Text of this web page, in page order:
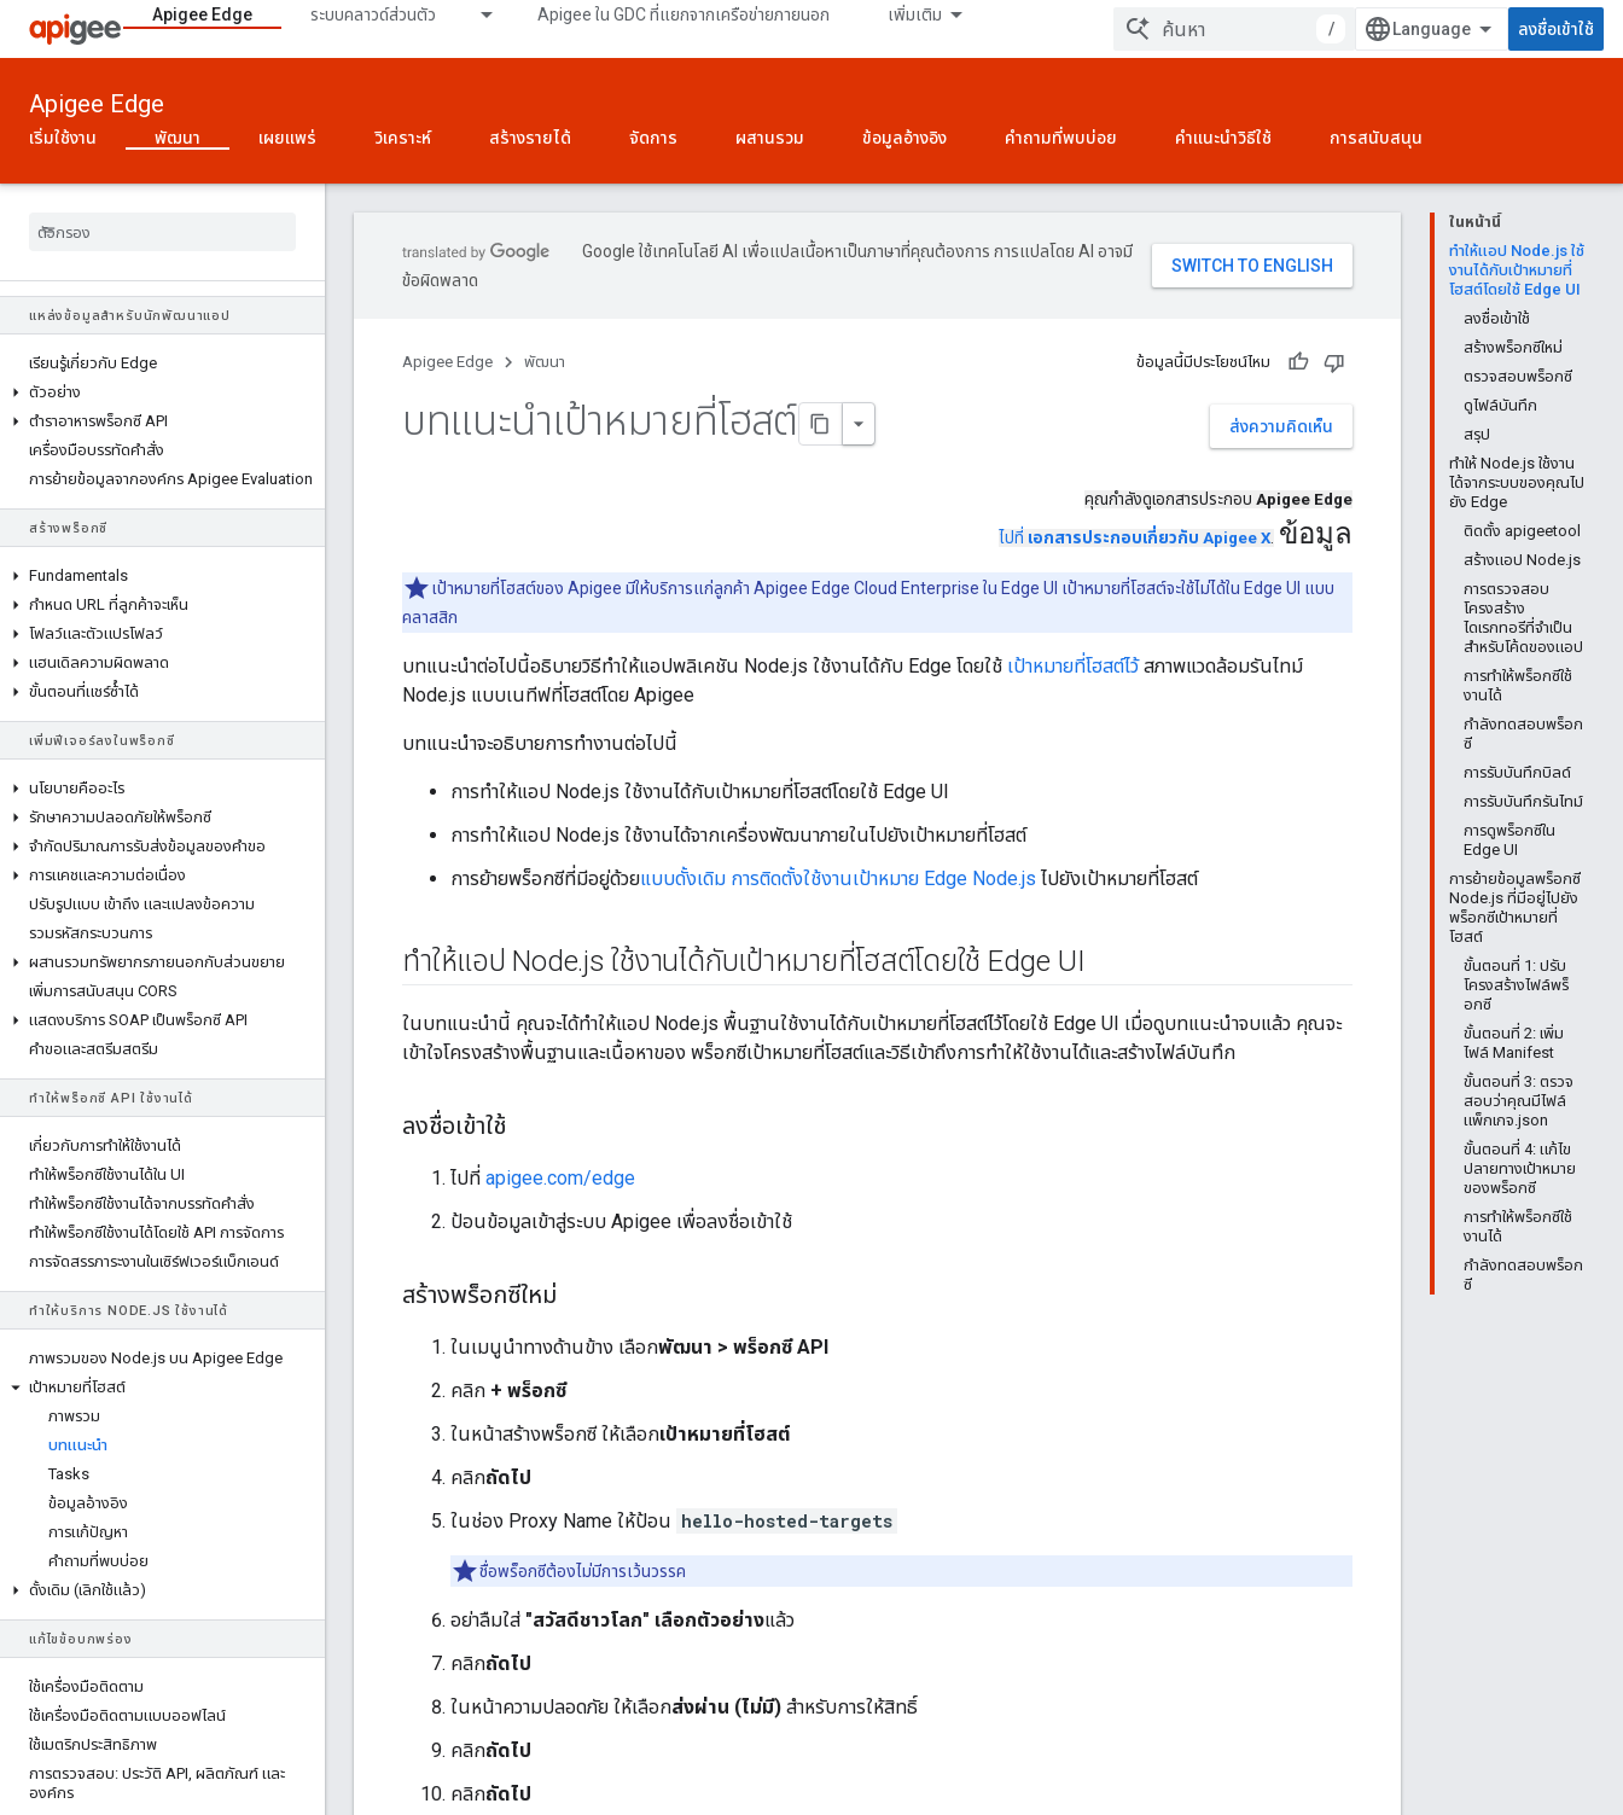
Apigee Edge ระบบคลาวด์ส่วนตัว Apigee ใน GDC ที่แยกจากเครือข่ายภายนอก เพิ่มเติม
/ ลงชื่อเข้าใช้
Apigee Edge
เริ่มใช้งาน พัฒนา เผยแพร่ วิเคราะห์ สร้างรายได้ จัดการ ผสานรวม ข้อมูลอ้างอิง คำถามที่พบบ่อย คำแนะนำวิธีใช้ การสนับสนุน
แหล่งข้อมูลสำหรับนักพัฒนาแอป
เรียนรู้เกี่ยวกับ Edge
ตัวอย่าง
ตําราอาหารพร็อกซี API
เครื่องมือบรรทัดคำสั่ง
การย้ายข้อมูลจากองค์กร Apigee Evaluation
สร้างพร็อกซี
Fundamentals
กําหนด URL ที่ลูกค้าจะเห็น
โฟลว์และตัวแปรโฟลว์
แฮนเดิลความผิดพลาด
ขั้นตอนที่แชร์ซ้ําได้
เพิ่มฟีเจอร์ลงในพร็อกซี
นโยบายคืออะไร
รักษาความปลอดภัยให้พร็อกซี
จํากัดปริมาณการรับส่งข้อมูลของคําขอ
การแคชและความต่อเนื่อง
ปรับรูปแบบ เข้าถึง และแปลงข้อความ
รวมรหัสกระบวนการ
ผสานรวมทรัพยากรภายนอกกับส่วนขยาย
เพิ่มการสนับสนุน CORS
แสดงบริการ SOAP เป็นพร็อกซี API
คําขอและสตรีมสตรีม
ทําให้พร็อกซี API ใช้งานได้
เกี่ยวกับการทําให้ใช้งานได้
ทําให้พร็อกซีใช้งานได้ใน UI
ทําให้พร็อกซีใช้งานได้จากบรรทัดคําสั่ง
ทําให้พร็อกซีใช้งานได้โดยใช้ API การจัดการ
การจัดสรรภาระงานในเซิร์ฟเวอร์แบ็กเอนด์
ทําให้บริการ NODE. JS ใช้งานได้
ภาพรวมของ Node.js บน Apigee Edge
เป้าหมายที่โฮสต์
ภาพรวม
บทแนะนำ
Tasks
ข้อมูลอ้างอิง
การแก้ปัญหา
คำถามที่พบบ่อย
ดั้งเดิม (เลิกใช้แล้ว)
แก้ไขข้อบกพร่อง
ใช้เครื่องมือติดตาม
ใช้เครื่องมือติดตามแบบออฟไลน์
ใช้เมตริกประสิทธิภาพ
การตรวจสอบ: ประวัติ API, ผลิตภัณฑ์ และ
องค์กร
ในหน้านี้
ทำให้แอป Node.js ใช้
งานได้กับเป้าหมายที่
โฮสต์โดยใช้ Edge UI
ลงชื่อเข้าใช้
สร้างพร็อกซีใหม่
ตรวจสอบพร็อกซี
ดูไฟล์บันทึก
สรุป
ทำให้ Node.js ใช้งาน
ได้จากระบบของคุณไป
ยัง Edge
ติดตั้ง apigeetool
สร้างแอป Node.js
การตรวจสอบ
โครงสร้าง
ไดเรกทอรีที่จำเป็น
สำหรับโค้ดของแอป
การทำให้พร็อกซีใช้
งานได้
กำลังทดสอบพร็อก
ซี
การรับบันทึกบิลด์
การรับบันทึกรันไทม์
การดูพร็อกซีใน
Edge UI
การย้ายข้อมูลพร็อกซี
Node.js ที่มีอยู่ไปยัง
พร็อกซีเป้าหมายที่
โฮสต์
ขั้นตอนที่ 1: ปรับ
โครงสร้างไฟล์พร็
อกซี
ขั้นตอนที่ 2: เพิ่ม
ไฟล์ Manifest
ขั้นตอนที่ 3: ตรวจ
สอบว่าคุณมีไฟล์
แพ็กเกจ.json
ขั้นตอนที่ 4: แก้ไข
ปลายทางเป้าหมาย
ของพร็อกซี
การทำให้พร็อกซีใช้
งานได้
กำลังทดสอบพร็อก
ซี
Google ใช้เทคโนโลยี AI เพื่อแปลเนื้อหาเป็นภาษาที่คุณต้องการ การแปลโดย AI อาจมี
ข้อผิดพลาด
Apigee Edge พัฒนา ข้อมูลนี้มีประโยชน์ไหม
ส่งความคิดเห็น
บทแนะนำเป้าหมายที่โฮสต์
คุณกำลังดูเอกสารประกอบ Apigee Edge
ไปที่ เอกสารประกอบเกี่ยวกับ Apigee X. ข้อมูล
เป้าหมายที่โฮสต์ของ Apigee มีให้บริการแก่ลูกค้า Apigee Edge Cloud Enterprise ใน Edge UI เป้าหมายที่โฮสต์จะใช้ไม่ได้ใน Edge UI แบบ
คลาสสิก
บทแนะนำต่อไปนี้อธิบายวิธีทำให้แอปพลิเคชัน Node.js ใช้งานได้กับ Edge โดยใช้ เป้าหมายที่โฮสต์ไว้สภาพแวดล้อมรันไทม์
Node.js แบบเนทีฟที่โฮสต์โดย Apigee
บทแนะนำจะอธิบายการทำงานต่อไปนี้
การทำให้แอป Node.js ใช้งานได้กับเป้าหมายที่โฮสต์โดยใช้ Edge UI
การทำให้แอป Node.js ใช้งานได้จากเครื่องพัฒนาภายในไปยังเป้าหมายที่โฮสต์
การย้ายพร็อกซีที่มีอยู่ด้วยแบบดั้งเดิม การติดตั้งใช้งานเป้าหมาย Edge Node.js ไปยังเป้าหมายที่โฮสต์
ทำให้แอป Node.js ใช้งานได้กับเป้าหมายที่โฮสต์โดยใช้ Edge UI
ในบทแนะนำนี้ คุณจะได้ทำให้แอป Node.js พื้นฐานใช้งานได้กับเป้าหมายที่โฮสต์ไว้โดยใช้ Edge UI เมื่อดูบทแนะนำจบแล้ว คุณจะ
เข้าใจโครงสร้างพื้นฐานและเนื้อหาของ พร็อกซีเป้าหมายที่โฮสต์และวิธีเข้าถึงการทำให้ใช้งานได้และสร้างไฟล์บันทึก
ลงชื่อเข้าใช้
ไปที่ apigee.com/edge
ป้อนข้อมูลเข้าสู่ระบบ Apigee เพื่อลงชื่อเข้าใช้
สร้างพร็อกซีใหม่
ในเมนูนำทางด้านข้าง เลือกพัฒนา > พร็อกซี API
คลิก + พร็อกซี
ในหน้าสร้างพร็อกซี ให้เลือกเป้าหมายที่โฮสต์
คลิกถัดไป
ในช่อง Proxy Name ให้ป้อน hello-hosted-targets
ชื่อพร็อกซีต้องไม่มีการเว้นวรรค
อย่าลืมใส่ "สวัสดีชาวโลก" เลือกตัวอย่างแล้ว
คลิกถัดไป
ในหน้าความปลอดภัย ให้เลือกส่งผ่าน (ไม่มี) สำหรับการให้สิทธิ์
คลิกถัดไป
คลิกถัดไป